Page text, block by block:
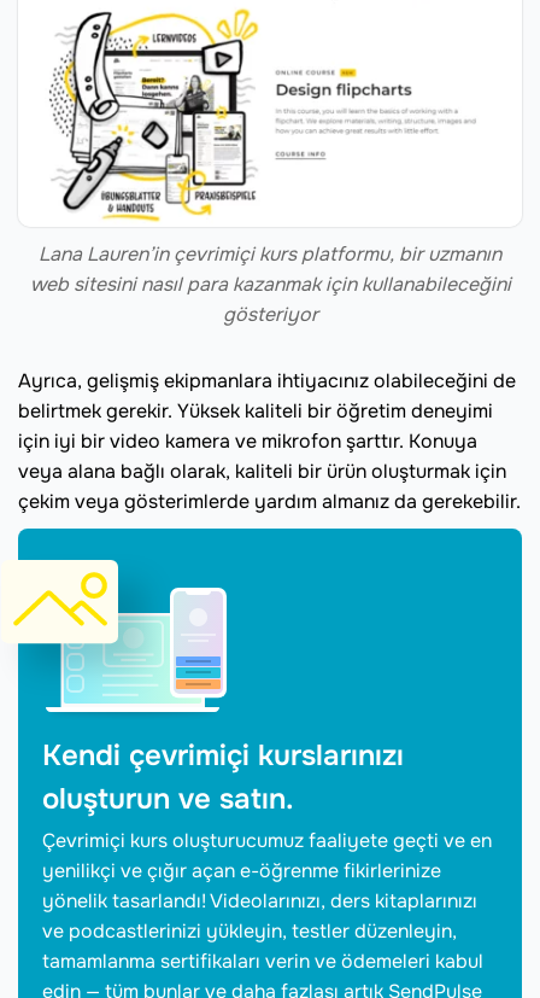
Lana Lauren’in çevrimiçi kurs platformu, bir uzmanın
web sitesini nasıl para kazanmak için kullanabileceğini
gösteriyor
Ayrıca, gelişmiş ekipmanlara ihtiyacınız olabileceğini de
belirtmek gerekir. Yüksek kaliteli bir öğretim deneyimi
için iyi bir video kamera ve mikrofon şarttır. Konuya
veya alana bağlı olarak, kaliteli bir ürün oluşturmak için
çekim veya gösterimlerde yardım almanız da gerekebilir.
Kendi çevrimiçi kurslarınızı
oluşturun ve satın.
Çevrimiçi kurs oluşturucumuz faaliyete geçti ve en
yenilikçi ve çığır açan e-öğrenme fikirlerinize
yönelik tasarlandı! Videolarınızı, ders kitaplarınızı
ve podcastlerinizi yükleyin, testler düzenleyin,
tamamlanma sertifikaları verin ve ödemeleri kabul
edin — tüm bunlar ve daha fazlası artık SendPulse